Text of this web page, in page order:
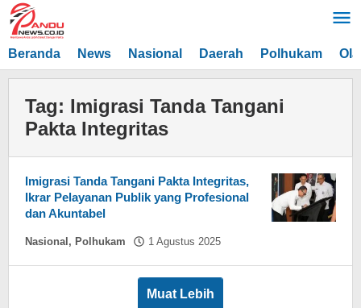
Lewati
ke
konten
Beranda News Nasional Daerah Polhukam
Tag: Imigrasi Tanda Tangani
Pakta Integritas
Imigrasi Tanda Tangani Pakta Integritas,
Ikrar Pelayanan Publik yang Profesional
dan Akuntabel
Nasional , Polhukam 1 Agustus 2025
Muat Lebih